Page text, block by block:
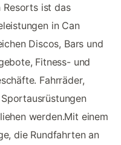
Resorts ist das
in Can
Discos, Bars und
Fitness- und
Fahrräder,
werden.Mit einem
die Rundfahrten an